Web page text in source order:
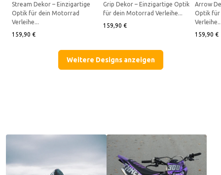
Stream Dekor – Einzigartige
Optik für dein Motorrad
Verleihe...
159,90 €
Grip Dekor – Einzigartige Optik
für dein Motorrad Verleihe...
159,90 €
Arrow
Optik
159,90 €
Weitere Designs anzeigen